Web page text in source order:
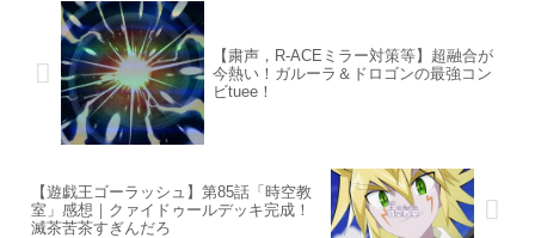
【粛声，R-ACEミラー対策等】超融合が
今熱い！ガルーラ＆ドロゴンの最強コン
ビtuee！
【遊戯王ゴーラッシュ】第85話「時空教
室」感想｜クァイドゥールデッキ完成！
滅茶苦茶すぎんだろ